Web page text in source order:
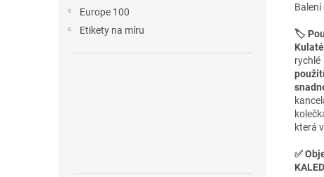
Europe 100
Etikety na míru
🏷️
rychlé
k
která
✅